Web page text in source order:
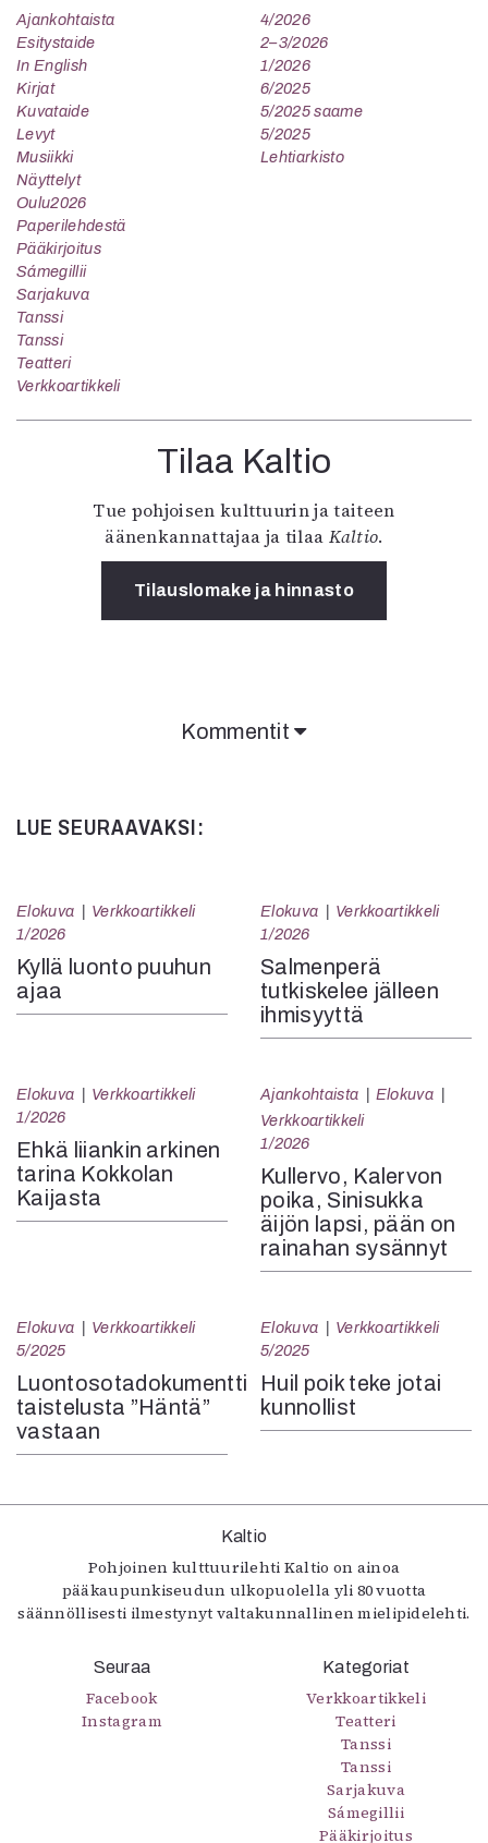
Ajankohtaista
Esitystaide
In English
Kirjat
Kuvataide
Levyt
Musiikki
Näyttelyt
Oulu2026
Paperilehdestä
Pääkirjoitus
Sámegillii
Sarjakuva
Tanssi
Tanssi
Teatteri
Verkkoartikkeli
4/2026
2–3/2026
1/2026
6/2025
5/2025 saame
5/2025
Lehtiarkisto
Tilaa Kaltio
Tue pohjoisen kulttuurin ja taiteen
äänenkannattajaa ja tilaa Kaltio.
Tilauslomake ja hinnasto
Kommentit
LUE SEURAAVAKSI:
Elokuva
Verkkoartikkeli
1/2026
Kyllä luonto puuhun
ajaa
Elokuva
Verkkoartikkeli
1/2026
Salmenperä
tutkiskelee jälleen
ihmisyyttä
Elokuva
Verkkoartikkeli
1/2026
Ehkä liiankin arkinen
tarina Kokkolan
Kaijasta
Ajankohtaista
Elokuva
Verkkoartikkeli
1/2026
Kullervo, Kalervon
poika, Sinisukka
äijön lapsi, pään on
rainahan sysännyt
Elokuva
Verkkoartikkeli
5/2025
Luontosotadokumentti
taistelusta ”Häntä”
vastaan
Elokuva
Verkkoartikkeli
5/2025
Huil poik teke jotai
kunnollist
Kaltio
Pohjoinen kulttuurilehti Kaltio on ainoa
pääkaupunkiseudun ulkopuolella yli 80 vuotta
säännöllisesti ilmestynyt valtakunnallinen mielipidelehti.
Seuraa
Facebook
Instagram
Kategoriat
Verkkoartikkeli
Teatteri
Tanssi
Tanssi
Sarjakuva
Sámegillii
Pääkirjoitus